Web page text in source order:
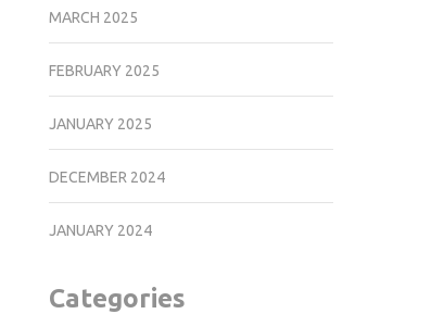
MARCH 2025
FEBRUARY 2025
JANUARY 2025
DECEMBER 2024
JANUARY 2024
Categories